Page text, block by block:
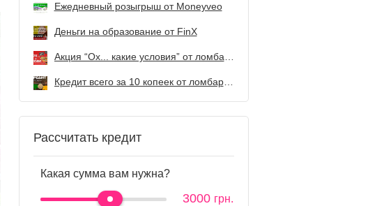
Ежедневный розыгрыш от Мoneyveo
Деньги на образование от FinX
Кредит всего за 10 копеек от ломбарда Первый
Рассчитать кредит
Какая сумма вам нужна?
3000 грн.